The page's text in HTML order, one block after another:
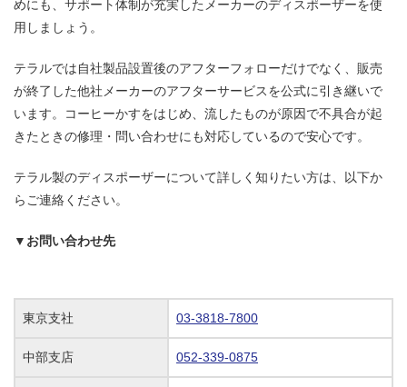
めにも、サポート体制が充実したメーカーのディスポーザーを使
用しましょう。
テラルでは自社製品設置後のアフターフォローだけでなく、販売
が終了した他社メーカーのアフターサービスを公式に引き継いで
います。コーヒーかすをはじめ、流したものが原因で不具合が起
きたときの修理・問い合わせにも対応しているので安心です。
テラル製のディスポーザーについて詳しく知りたい方は、以下か
らご連絡ください。
▼お問い合わせ先
東京支社 03-3818-7800
中部支店 052-339-0875